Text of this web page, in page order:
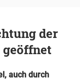
der
auch durch